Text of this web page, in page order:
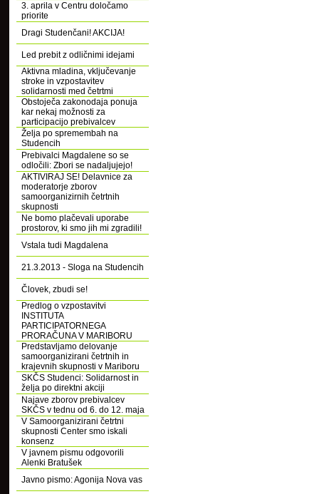
3. aprila v Centru določamo
priorite
Dragi Studenčani! AKCIJA!
Led prebit z odličnimi idejami
Aktivna mladina, vključevanje
stroke in vzpostavitev
solidarnosti med četrtmi
Obstoječa zakonodaja ponuja
kar nekaj možnosti za
participacijo prebivalcev
Želja po spremembah na
Studencih
Prebivalci Magdalene so se
odločili: Zbori se nadaljujejo!
AKTIVIRAJ SE! Delavnice za
moderatorje zborov
samoorganizirnih četrtnih
skupnosti
Ne bomo plačevali uporabe
prostorov, ki smo jih mi zgradili!
Vstala tudi Magdalena
21.3.2013 - Sloga na Studencih
Človek, zbudi se!
Predlog o vzpostavitvi
INSTITUTA
PARTICIPATORNEGA
PRORAČUNA V MARIBORU
Predstavljamo delovanje
samoorganizirani četrtnih in
krajevnih skupnosti v Mariboru
SKČS Studenci: Solidarnost in
želja po direktni akciji
Najave zborov prebivalcev
SKČS v tednu od 6. do 12. maja
V Samoorganizirani četrtni
skupnosti Center smo iskali
konsenz
V javnem pismu odgovorili
Alenki Bratušek
Javno pismo: Agonija Nova vas